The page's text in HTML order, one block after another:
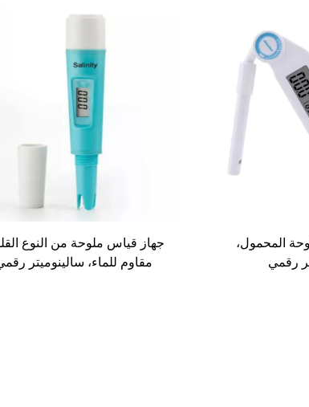
المحمول،
رقمي
جهاز قياس ملوحة من النوع
مقاوم للماء، سالينوميتر